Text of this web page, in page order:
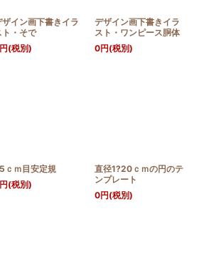
ザイン画下書きイラ
ト・そで
(税別)
デザイン画下書きイラ
スト・ワンピース胴体
0円(税別)
ｃｍ目安定規
(税別)
直径1?20ｃｍの円のテ
ンプレート
0円(税別)